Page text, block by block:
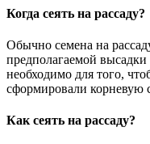
Когда сеять на рассаду?
Обычно семена на
предполагаемой
необходимо для того,
сформировали корневую
Как сеять на рассаду?